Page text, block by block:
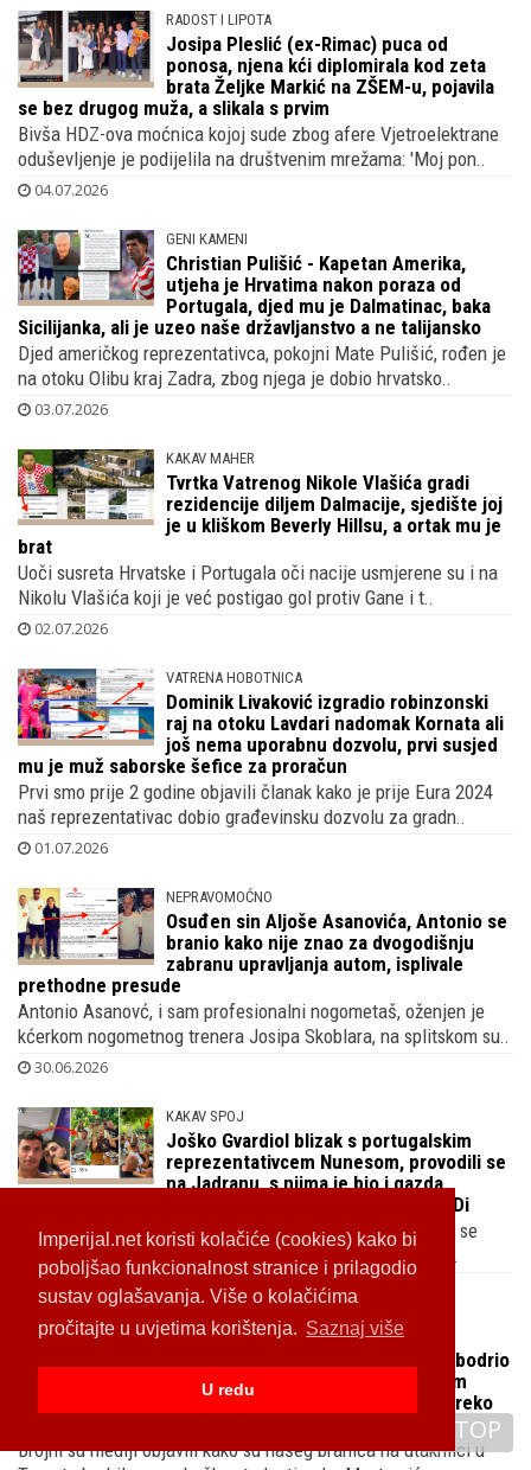
Imperijal.net koristi kolačiće (cookies) kako bi
poboljšao funkcionalnost stranice i prilagodio
sustav oglašavanja. Više o kolačićima
pročitajte u uvjetima korištenja. Saznaj više
U redu
RADOST I LIPOTA
Josipa Pleslić (ex-Rimac) puca od
ponosa, njena kći diplomirala kod zeta
brata Željke Markić na ZŠEM-u, pojavila
se bez drugog muža, a slikala s prvim
Bivša HDZ-ova moćnica kojoj sude zbog afere Vjetroelektrane
oduševljenje je podijelila na društvenim mrežama: 'Moj pon..
04.07.2026
GENI KAMENI
Christian Pulišić - Kapetan Amerika,
utjeha je Hrvatima nakon poraza od
Portugala, djed mu je Dalmatinac, baka
Sicilijanka, ali je uzeo naše državljanstvo a ne talijansko
Djed američkog reprezentativca, pokojni Mate Pulišić, rođen je
na otoku Olibu kraj Zadra, zbog njega je dobio hrvatsko..
03.07.2026
KAKAV MAHER
Tvrtka Vatrenog Nikole Vlašića gradi
rezidencije diljem Dalmacije, sjedište joj
je u kliškom Beverly Hillsu, a ortak mu je
brat
Uoči susreta Hrvatske i Portugala oči nacije usmjerene su i na
Nikolu Vlašića koji je već postigao gol protiv Gane i t..
02.07.2026
VATRENA HOBOTNICA
Dominik Livaković izgradio robinzonski
raj na otoku Lavdari nadomak Kornata ali
još nema uporabnu dozvolu, prvi susjed
mu je muž saborske šefice za proračun
Prvi smo prije 2 godine objavili članak kako je prije Eura 2024
naš reprezentativac dobio građevinsku dozvolu za gradn..
01.07.2026
NEPRAVOMOĆNO
Osuđen sin Aljoše Asanovića, Antonio se
branio kako nije znao za dvogodišnju
zabranu upravljanja autom, isplivale
prethodne presude
Antonio Asanovć, i sam profesionalni nogometaš, oženjen je
kćerkom nogometnog trenera Josipa Skoblara, na splitskom su..
30.06.2026
KAKAV SPOJ
Joško Gvardiol blizak s portugalskim
reprezentativcem Nunesom, provodili se
na Jadranu, s njima je bio i gazda
kladionica koji je vlasnik vile kreatorice odjeće Lady Di
Pred nama je 3. srpnja važna utakmica s Portugalom, svi se
pitaju hoće li se Gvardiol vratiti u formu i kako će izgled..
29.06.2026
ŠUŠKA SE ŠUŠKA....
Bliski prijatelj Joška Gvardiola nije bodrio
Vatrenog s tribina već se Zagrebom
vozio u crnom džipu, pratiteljima preko
Brojni su mediji objavili kako su našeg braniča na utakmici u
TOP